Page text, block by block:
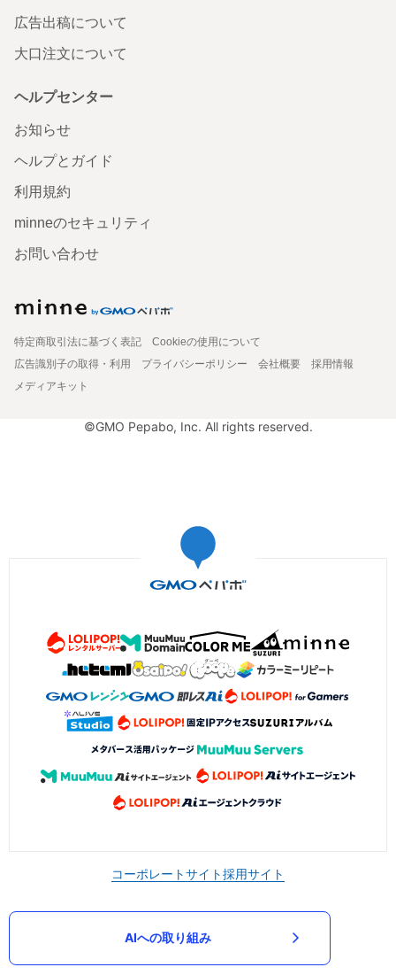
広告出稿について
大口注文について
ヘルプセンター
お知らせ
ヘルプとガイド
利用規約
minneのセキュリティ
お問い合わせ
特定商取引法に基づく表記
Cookieの使用について
広告識別子の取得・利用
プライバシーポリシー 会社概要
採用情報
メディアキット
©GMO Pepabo, Inc. All rights reserved.
コーポレートサイト採用サイト
AIへの取り組み